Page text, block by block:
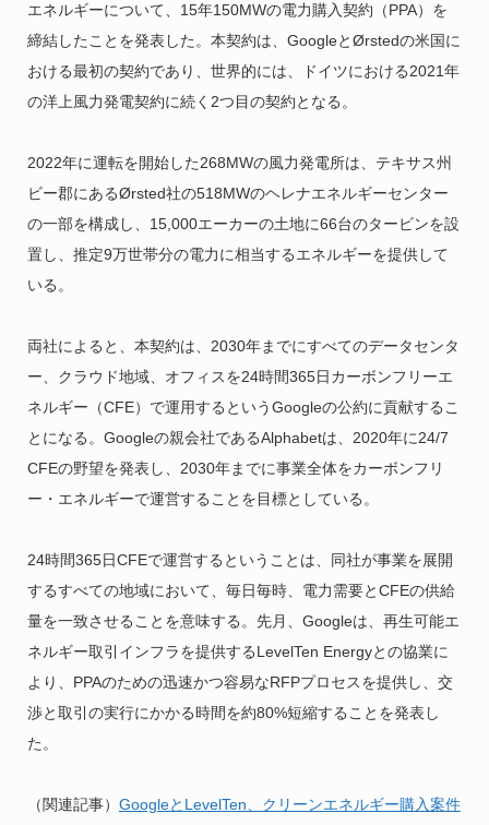
エネルギーについて、15年150MWの電力購入契約（PPA）を
締結したことを発表した。本契約は、GoogleとØrstedの米国に
おける最初の契約であり、世界的には、ドイツにおける2021年
の洋上風力発電契約に続く2つ目の契約となる。
2022年に運転を開始した268MWの風力発電所は、テキサス州
ビー郡にあるØrsted社の518MWのヘレナエネルギーセンター
の一部を構成し、15,000エーカーの土地に66台のタービンを設
置し、推定9万世帯分の電力に相当するエネルギーを提供して
いる。
両社によると、本契約は、2030年までにすべてのデータセンタ
ー、クラウド地域、オフィスを24時間365日カーボンフリーエ
ネルギー（CFE）で運用するというGoogleの公約に貢献するこ
とになる。 Googleの親会社であるAlphabetは、2020年に24/7
CFEの野望を発表し、2030年までに事業全体をカーボンフリ
ー・エネルギーで運営することを目標としている。
24時間365日CFEで運営するということは、同社が事業を展開
するすべての地域において、毎日毎時、電力需要とCFEの供給
量を一致させることを意味する。先月、Googleは、再生可能エ
ネルギー取引インフラを提供するLevelTen Energyとの協業に
より、PPAのための迅速かつ容易なRFPプロセスを提供し、交
渉と取引の実行にかかる時間を約80%短縮することを発表し
た。
（関連記事） GoogleとLevelTen、クリーンエネルギー購入案件